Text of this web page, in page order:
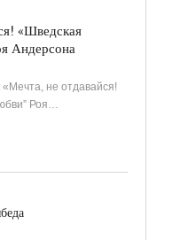
«Шведская
Андерсона
не отдавайся!
Роя…